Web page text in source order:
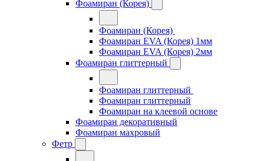
Фоамиран (Корея)
Фоамиран (Корея)
Фоамиран EVA (Корея) 1мм
Фоамиран EVA (Корея) 2мм
Фоамиран глиттерный
Фоамиран глиттерный
Фоамиран глиттерный
Фоамиран на клеевой основе
Фоамиран декоративный
Фоамиран махровый
Фетр